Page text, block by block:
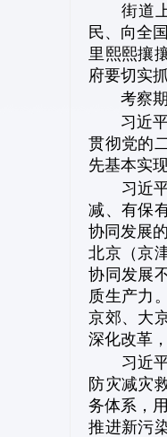
街道
民、向全
里熙熙攘
府要切实
考察
习近
贯彻党的
先基本实
习近
减、有保
协同发展
北京（京
协同发展
质生产力
京郊、大
深化改革
习近
防灾减灾
务体系，
推进新污